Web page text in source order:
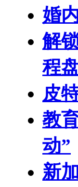
婚
解
程
皮
教
动”
新